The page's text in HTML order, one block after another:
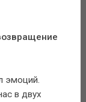
эмоций.
в двух